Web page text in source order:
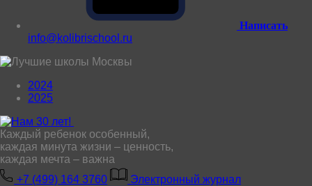
Написать
info@kolibrischool.ru
2024
2025
Каждый ребенок особенный,
каждая минута жизни – ценность,
каждая мечта – важна
+7 (499) 164 3760
Электронный журнал